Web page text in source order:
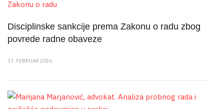
Disciplinske sankcije prema Zakonu o radu zbog
povrede radne obaveze
17. FEBRUAR 2026.